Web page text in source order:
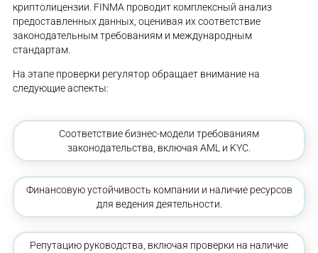
криптолицензии. FINMA проводит комплексный анализ
предоставленных данных, оценивая их соответствие
законодательным требованиям и международным
стандартам.
На этапе проверки регулятор обращает внимание на
следующие аспекты:
Соответствие бизнес-модели требованиям
законодательства, включая AML и KYC.
Финансовую устойчивость компании и наличие ресурсов
для ведения деятельности.
Репутацию руководства, включая проверки на наличие